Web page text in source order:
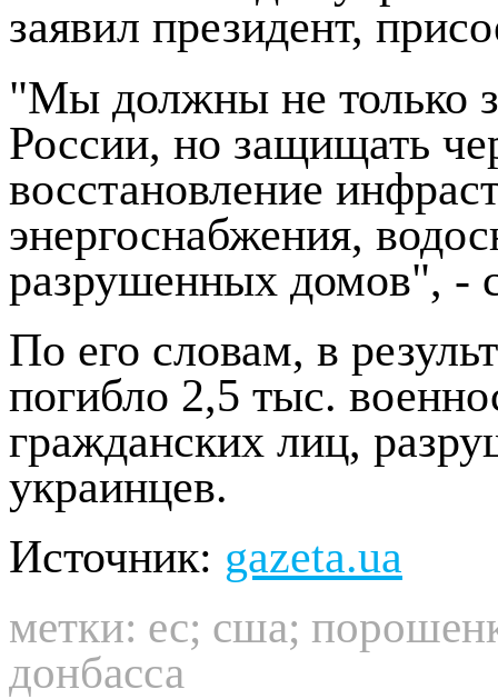
заявил президент,
"Мы должны не только
России, но защищать
восстановление
энергоснабжения,
разрушенных домов", -
По его словам, в
погибло 2,5 тыс.
гражданских лиц,
украинцев.
Источник: gazeta.ua
метки: ес; сша;
донбасса